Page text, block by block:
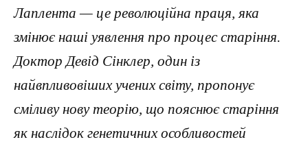
Лаплента — це революційна праця, яка
змінює наші уявлення про процес старіння.
Доктор Девід Сінклер, один із
найвпливовіших учених світу, пропонує
сміливу нову теорію, що пояснює старіння
як наслідок генетичних особливостей